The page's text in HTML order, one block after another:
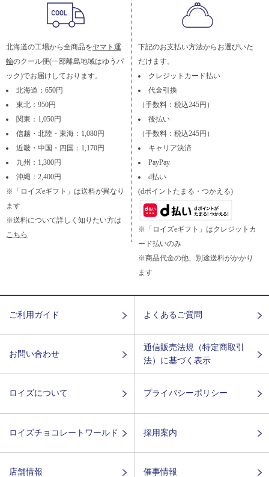
北海道の工場から全商品をヤマト運
輸のクール便(一部離島地域はゆうパ
ック)でお届けしております。
北海道：650円
東北：950円
関東：1,050円
信越・北陸・東海：1,080円
近畿・中国・四国：1,170円
九州：1,300円
沖縄：2,400円
※「ロイズeギフト」は送料が異なり
ます
※送料について詳しく知りたい方は
こちら
下記のお支払い方法からお選びいた
だけます。
クレジットカード払い
代金引換
（手数料：税込245円）
後払い
（手数料：税込245円）
キャリア決済
PayPay
d払い
(dポイントたまる・つかえる)
※「ロイズeギフト」はクレジットカ
ード払いのみ
※商品代金の他、別途送料がかかり
ます
ご利用ガイド よくあるご質問
お問い合わせ
通信販売法規（特定商取引
法）に基づく表示
ロイズについて プライバシーポリシー
ロイズチョコレートワールド 採用案内
店舗情報 催事情報